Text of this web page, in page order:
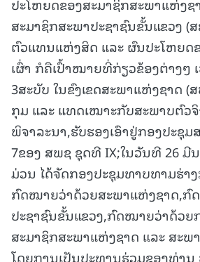
ສະມາຊິກສະພາປະຊາຊົນຂັ້ນແຂວງ (
ຕົວແທນແຫ່ງສິດ ແລະ ຜົນປະໂຫຍດ
ເຜົ່າ ກໍຄືເປົ້າໝາຍທີ່ກ່ຽວຂ້ອງຕ່າງ
3ສະບັບ ໃນຂົງເຂດສະພາແຫ່ງຊາດ
ກຸມ ແລະ ແທດເໝາະກັບສະພາບຕົວ
ພິຈາລະນາ,ຮັບຮອງເອົາຢູ່ກອງປະຊຸ
7ຂອງ ສພຊ ຊຸດທີ IX;ໃນວັນທີ 26 ມີ
ມ່ວນ ໄດ້ຈັດກອງປະຊຸມທາບທາມຮ່າ
ກົດໝາຍວ່າດ້ວຍສະພາແຫ່ງຊາດ,ກົ
ປະຊາຊົນຂັ້ນແຂວງ,ກົດໝາຍວ່າດ້ວຍ
ສະມາຊິກສະພາແຫ່ງຊາດ ແລະ ສະພ
ໂດຍການເປັນປະທານຮ່ວມຂອງທ່າ